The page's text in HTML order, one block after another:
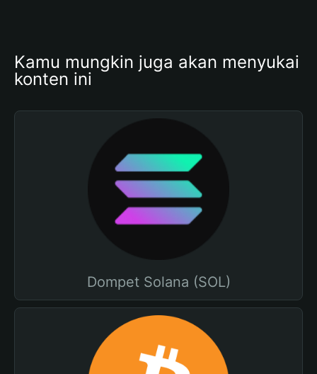
Kamu mungkin juga akan menyukai
konten ini
Dompet Solana (SOL)